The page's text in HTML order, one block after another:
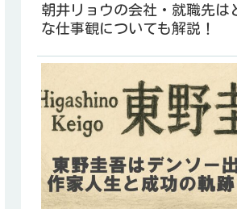
朝井リョウの会社・就職先は
な仕事観についても解説！